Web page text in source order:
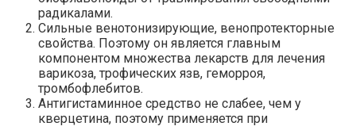
радикалами.
Сильные венотонизирующие, венопротекторные
свойства. Поэтому он является главным
компонентом множества лекарств для лечения
варикоза, трофических язв, геморроя,
тромбофлебитов.
Антигистаминное средство не слабее, чем у
кверцетина, поэтому применяется при